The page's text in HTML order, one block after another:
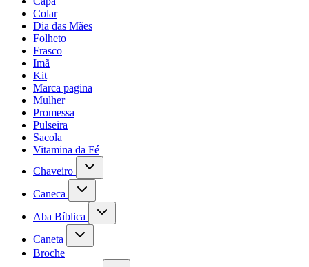
Colar
Dia das Mães
Folheto
Frasco
Imã
Kit
Marca pagina
Mulher
Promessa
Pulseira
Sacola
Vitamina da Fé
Chaveiro
Caneca
Aba Bíblica
Caneta
Broche